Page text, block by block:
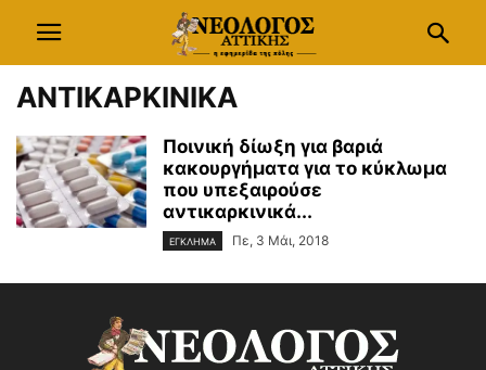
ΑΝΤΙΚΑΡΚΙΝΙΚΑ
Ποινική δίωξη για βαριά
κακουργήματα για το κύκλωμα
που υπεξαιρούσε
αντικαρκινικά...
ΕΓΚΛΗΜΑ Πε, 3 Μάι, 2018